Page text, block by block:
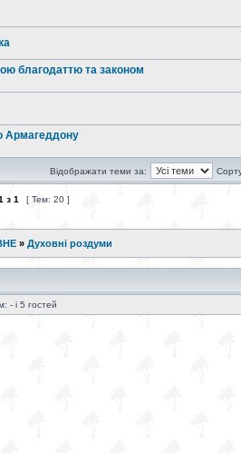
благодаттю та законом
Армагеддону
Відображати теми за:
з 1 [ Тем: 20 ]
» Духовні роздуми
- і 5 гостей